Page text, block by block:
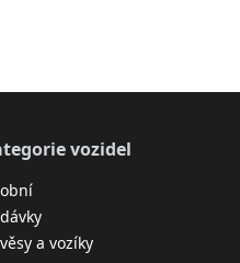
vozidel
a vozíky